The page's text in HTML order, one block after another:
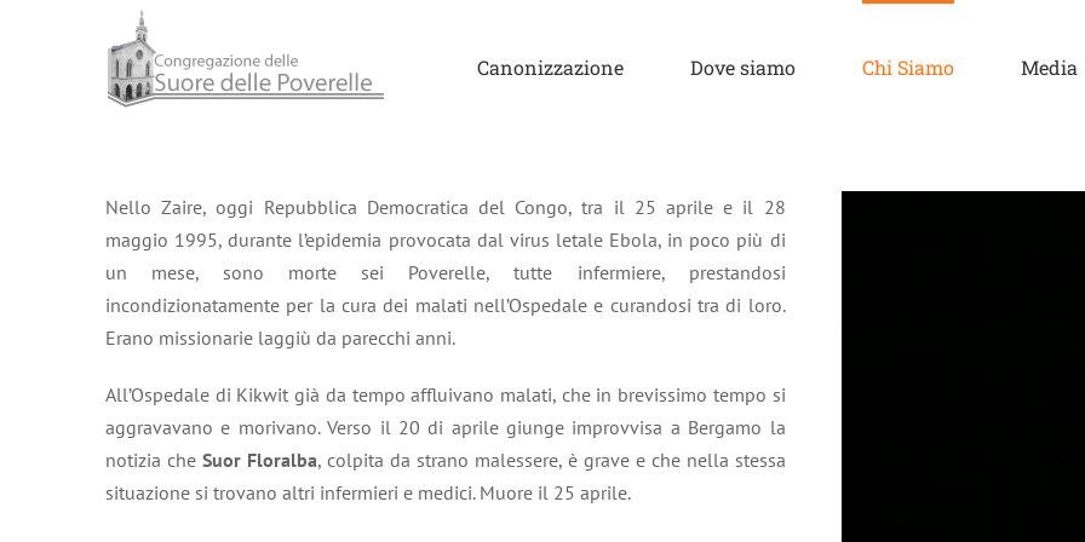
Canonizzazione Dove siamo Chi Siamo Media
Nello Zaire, oggi Repubblica Democratica del Congo, tra il 25 aprile e il 28
maggio 1995, durante l’epidemia provocata dal virus letale Ebola, in poco più di
un mese, sono morte sei Poverelle, tutte infermiere, prestandosi
incondizionatamente per la cura dei malati nell’Ospedale e curandosi tra di loro.
Erano missionarie laggiù da parecchi anni.
All’Ospedale di Kikwit già da tempo affluivano malati, che in brevissimo tempo si
aggravavano e morivano. Verso il 20 di aprile giunge improvvisa a Bergamo la
notizia che Suor Floralba, colpita da strano malessere, è grave e che nella stessa
situazione si trovano altri infermieri e medici. Muore il 25 aprile.